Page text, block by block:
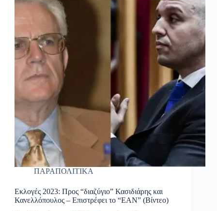
ΠΑΡΑΠΟΛΙΤΙΚΑ
Εκλογές 2023: Προς “διαζύγιο” Κασιδιάρης και
Κανελλόπουλος – Επιστρέφει το “ΕΑΝ” (Βίντεο)